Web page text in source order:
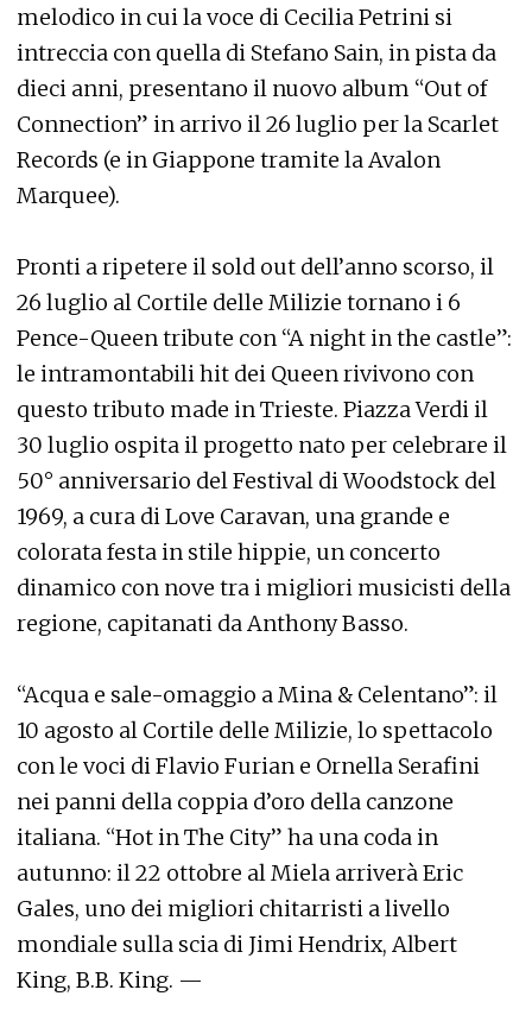
melodico in cui la voce di Cecilia Petrini si
intreccia con quella di Stefano Sain, in pista da
dieci anni, presentano il nuovo album “Out of
Connection” in arrivo il 26 luglio per la Scarlet
Records (e in Giappone tramite la Avalon
Marquee).
Pronti a ripetere il sold out dell’anno scorso, il
26 luglio al Cortile delle Milizie tornano i 6
Pence-Queen tribute con “A night in the castle”:
le intramontabili hit dei Queen rivivono con
questo tributo made in Trieste. Piazza Verdi il
30 luglio ospita il progetto nato per celebrare il
50° anniversario del Festival di Woodstock del
1969, a cura di Love Caravan, una grande e
colorata festa in stile hippie, un concerto
dinamico con nove tra i migliori musicisti della
regione, capitanati da Anthony Basso.
“Acqua e sale-omaggio a Mina & Celentano”: il
10 agosto al Cortile delle Milizie, lo spettacolo
con le voci di Flavio Furian e Ornella Serafini
nei panni della coppia d’oro della canzone
italiana. “Hot in The City” ha una coda in
autunno: il 22 ottobre al Miela arriverà Eric
Gales, uno dei migliori chitarristi a livello
mondiale sulla scia di Jimi Hendrix, Albert
King, B.B. King. —